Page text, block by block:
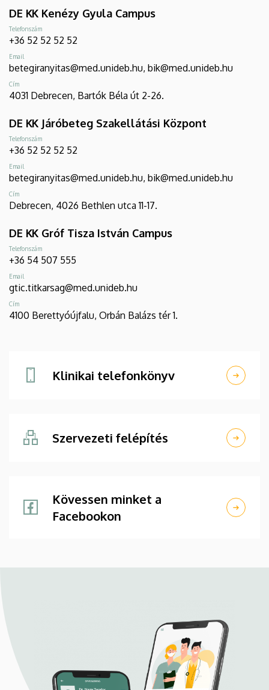
DE KK Kenézy Gyula Campus
Telefonszám
+36 52 52 52 52
Email
betegiranyitas@med.unideb.hu, bik@med.unideb.hu
Cím
4031 Debrecen, Bartók Béla út 2-26.
DE KK Járóbeteg Szakellátási Központ
Telefonszám
+36 52 52 52 52
Email
betegiranyitas@med.unideb.hu, bik@med.unideb.hu
Cím
Debrecen, 4026 Bethlen utca 11-17.
DE KK Gróf Tisza István Campus
Telefonszám
+36 54 507 555
Email
gtic.titkarsag@med.unideb.hu
Cím
4100 Berettyóújfalu, Orbán Balázs tér 1.
Klinikai telefonkönyv
Szervezeti felépítés
Kövessen minket a
Facebookon